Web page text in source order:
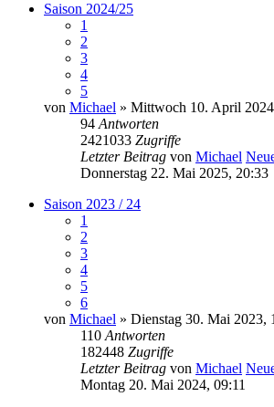
Saison 2024/25
1
2
3
4
5
von Michael » Mittwoch 10. April
94 Antworten
2421033 Zugriffe
Letzter Beitrag von Michael
Donnerstag 22. Mai 2025, 20:33
Saison 2023 / 24
1
2
3
4
5
6
von Michael » Dienstag 30. Mai 2023,
110 Antworten
182448 Zugriffe
Letzter Beitrag von Michael
Montag 20. Mai 2024, 09:11